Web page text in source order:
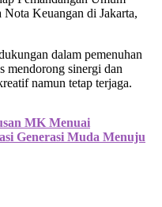
Keuangan di Jakarta,
dalam pemenuhan
mendorong sinergi dan
namun tetap terjaga.
MK Menuai
Generasi Muda Menuju